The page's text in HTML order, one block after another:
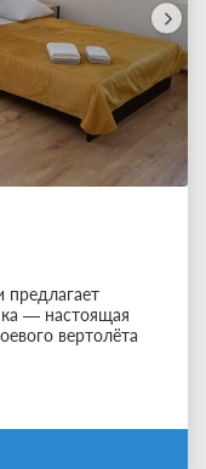
предлагает
— настоящая
вертолёта